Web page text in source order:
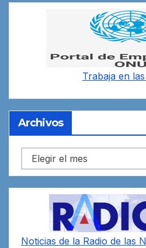
Trabaja en las
Archivos
Archivos
Noticias de la Radio de las